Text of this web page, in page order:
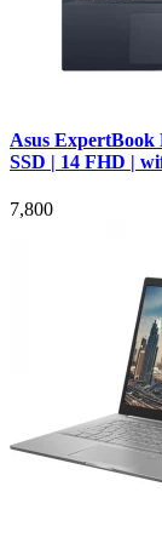
Asus ExpertBook
SSD | 14 FHD |
7,800